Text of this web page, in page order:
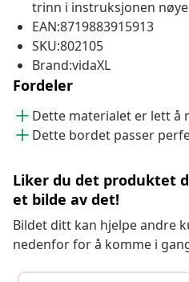
trinn i instruksjonen
EAN:8719883915913
SKU:802105
Brand:vidaXL
Fordeler
Dette materialet er lett å
Dette bordet passer
Liker du det produktet
et bilde av det!
Bildet ditt kan hjelpe andre
nedenfor for å komme i